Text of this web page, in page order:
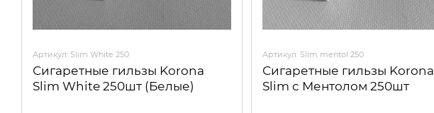
Артикул: Slim White 250
Сигаретные гильзы Korona
Slim White 250шт (Белые)
Артикул: Slim mentol 250
Сигаретные гильзы Korona
Slim с Ментолом 250шт